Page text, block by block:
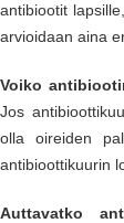
antibiootit
arvioidaan aina
Voiko
Jos
olla oireiden
antibioottikuurin
Auttavatko